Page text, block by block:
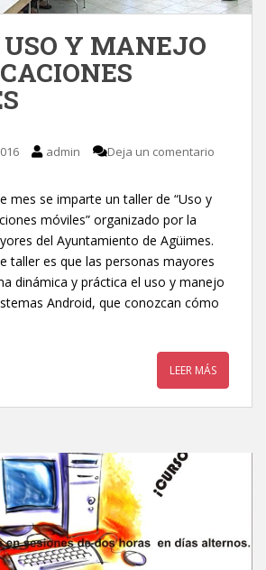
Y MANEJO
admin Deja un comentario
mes se imparte un taller de “Uso y
móviles” organizado por la
del Ayuntamiento de Agüimes.
taller es que las personas mayores
dinámica y práctica el uso y manejo
Android, que conozcan cómo
LEER MÁS